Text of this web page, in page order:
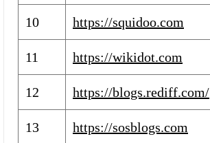
10 https://squidoo.com
11 https://wikidot.com
12 https://blogs.rediff.com/
13 https://sosblogs.com